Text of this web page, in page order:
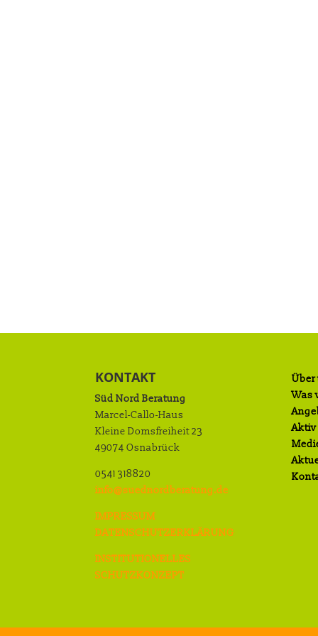
KONTAKT
Süd Nord Beratung
Marcel-Callo-Haus
Kleine Domsfreiheit 23
49074 Osnabrück
0541 318820
info@suednordberatung.de
IMPRESSUM
DATENSCHUTZERKLÄRUNG
INSTITUTIONELLES
SCHUTZKONZEPT
Über
Was
Aktiv